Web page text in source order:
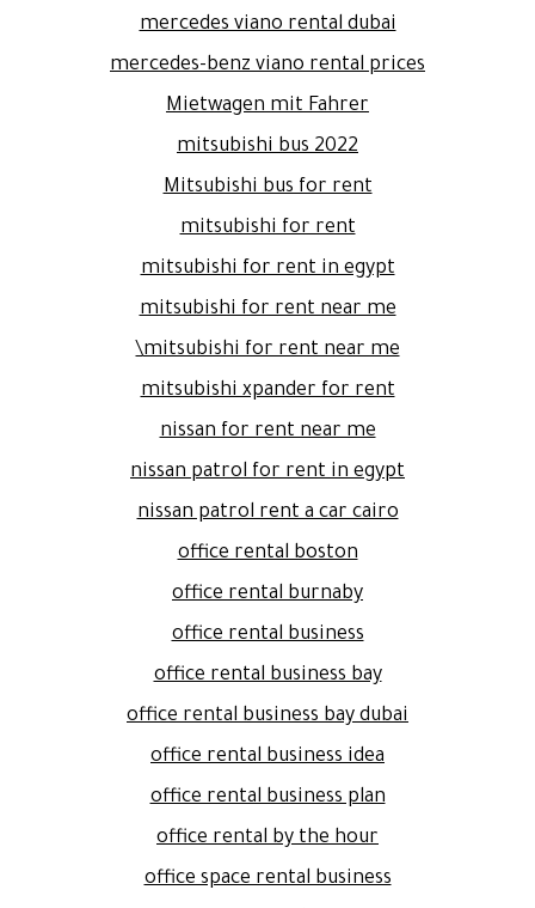
mercedes viano rental dubai
mercedes-benz viano rental prices
Mietwagen mit Fahrer
mitsubishi bus 2022
Mitsubishi bus for rent
mitsubishi for rent
mitsubishi for rent in egypt
mitsubishi for rent near me
mitsubishi for rent near me\
mitsubishi xpander for rent
nissan for rent near me
nissan patrol for rent in egypt
nissan patrol rent a car cairo
office rental boston
office rental burnaby
office rental business
office rental business bay
office rental business bay dubai
office rental business idea
office rental business plan
office rental by the hour
office space rental business